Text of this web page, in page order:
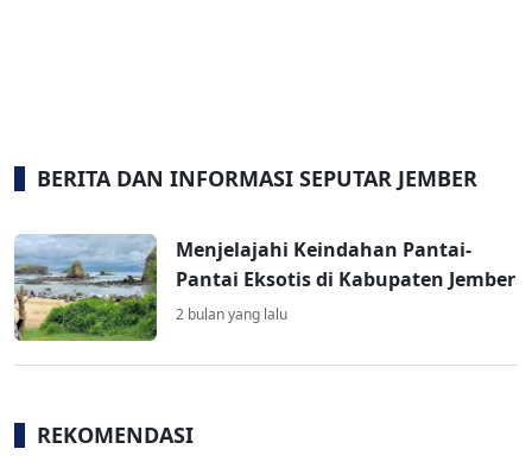
BERITA DAN INFORMASI SEPUTAR JEMBER
Menjelajahi Keindahan Pantai-
Pantai Eksotis di Kabupaten Jember
2 bulan yang lalu
REKOMENDASI